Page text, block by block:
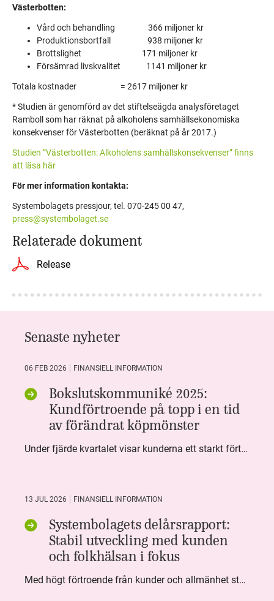
Västerbotten:
Vård och behandling 366 miljoner kr
Produktionsbortfall 938 miljoner kr
Brottslighet 171 miljoner kr
Försämrad livskvalitet 1141 miljoner kr
Totala kostnader = 2617 miljoner kr
* Studien är genomförd av det stiftelseägda analysföretaget
Ramboll som har räknat på alkoholens samhällsekonomiska
konsekvenser för Västerbotten (beräknat på år 2017.)
Studien ”Västerbotten: Alkoholens samhällskonsekvenser” finns
att läsa här
För mer information kontakta:
Systembolagets pressjour, tel. 070-245 00 47,
press@systembolaget.se
Relaterade dokument
Release
Senaste nyheter
06 FEB 2026 FINANSIELL INFORMATION
Bokslutskommuniké 2025:
Kundförtroende på topp i en tid
av förändrat köpmönster
Under fjärde kvartalet visar kunderna ett starkt förtroende för Systembolaget. Nöjd Kund Index (NKI) når en ny rekordnivå och bidrar till att även helåret avslutar starkt. Arbetet med ansvarsfull försäljning ger tydliga resultat där ålderskontroller når sina högsta nivåer någonsin. Samtidigt fortsätter kundernas val att förändras. Allt fler väljer öl och drycker med lägre alkoholhalt. Vi ser också en lägre försäljningsvolym under kvartalet, en utveckling som ligger i linje med den långsiktiga minskningen i alkoholkonsumtionen i Sverige. De officiella konsumtionssiffrorna från CAN för 2025 kommer först under våren men försäljningssiffrorna pekar åt samma håll.
13 JUL 2026 FINANSIELL INFORMATION
Systembolagets delårsrapport:
Stabil utveckling med kunden
och folkhälsan i fokus
Med högt förtroende från kunder och allmänhet står Systembolaget stabilt i samhällsuppdraget. Under kvartalet togs flera steg inom folkhälsa, kundnytta och minskad klimatpåverkan. Nettoomsättningen var i nivå med föregående år och effektiviseringar av verksamheten möjliggjorde fortsatt anpassning för att möta nya behov.